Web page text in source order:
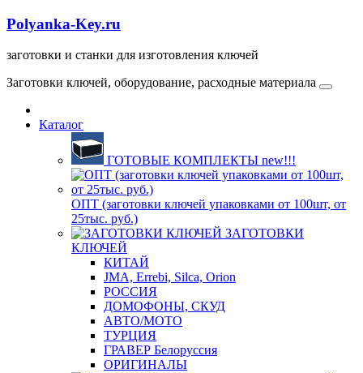
Polyanka-Key.ru
заготовки и станки для изготовления ключей
Заготовки ключей, оборудование, расходные материала
Каталог
ГОТОВЫЕ КОМПЛЕКТЫ new!!!
ОПТ (заготовки ключей упаковками от 100шт, от
25тыс. руб.)
ЗАГОТОВКИ
КЛЮЧЕЙ
КИТАЙ
JMA, Errebi, Silca, Orion
РОССИЯ
ДОМОФОНЫ, СКУД
ABTO/МОТО
ТУРЦИЯ
ГРАВЕР Белоруссия
ОРИГИНАЛЫ